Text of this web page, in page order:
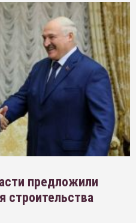
предложили
строительства